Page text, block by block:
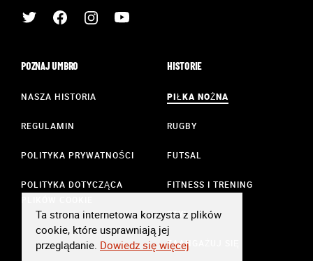
POZNAJ UMBRO
NASZA HISTORIA
REGULAMIN
POLITYKA PRYWATNOŚCI
POLITYKA DOTYCZĄCA
HISTORIE
PIŁKA NOŻNA
RUGBY
FUTSAL
FITNESS I TRENING
STYL
ZAANGAŻUJ SIĘ
Ta strona internetowa korzysta z plików
cookie, które usprawniają jej
przeglądanie. Dowiedz się więcej